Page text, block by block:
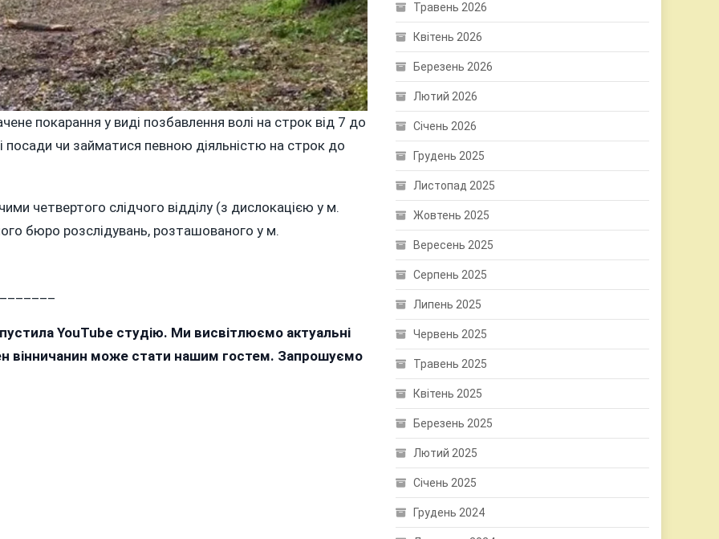
покарання у виді позбавлення волі на строк від 7 до
посади чи займатися певною діяльністю на строк до
четвертого слідчого відділу (з дислокацією у м.
бюро розслідувань, розташованого у м.
YouTube студію. Ми висвітлюємо актуальні
вінничанин може стати нашим гостем. Запрошуємо
Травень 2026
Квітень 2026
Березень 2026
Лютий 2026
Січень 2026
Грудень 2025
Листопад 2025
Жовтень 2025
Вересень 2025
Серпень 2025
Липень 2025
Червень 2025
Травень 2025
Квітень 2025
Березень 2025
Лютий 2025
Січень 2025
Грудень 2024